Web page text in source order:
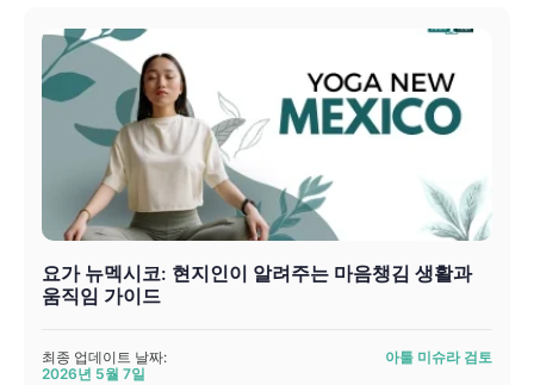
요가 뉴멕시코: 현지인이 알려주는 마음챙김 생활과
움직임 가이드
최종 업데이트 날짜:
2026년 5월 7일
아툴 미슈라 검토